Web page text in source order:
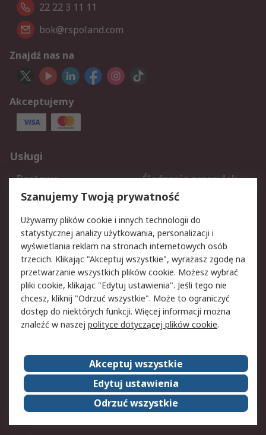
22 22 3 11 11
bok@rspoland.com
Znajdź nas na
Akceptujemy
Usługi
Dostawa
Śledzenie przesyłek
Reklamacje i zwroty
Rejestracja
Aspekty prawne
Bezpieczeństwo e-
maila
Polityka dotycząca
plików cookie
Polityka prywatności
Użytkowanie witryny
Zastrzeżenia prawne
Warunki Sprzedaży
Kontakt
O firmie RS
RS na świecie
Kariera
Nagrody dla RS
ESG
Szanujemy Twoją prywatność
Używamy plików cookie i innych technologii do
statystycznej analizy użytkowania, personalizacji i
wyświetlania reklam na stronach internetowych osób
trzecich. Klikając "Akceptuj wszystkie", wyrażasz zgodę na
przetwarzanie wszystkich plików cookie. Możesz wybrać
pliki cookie, klikając "Edytuj ustawienia". Jeśli tego nie
chcesz, kliknij "Odrzuć wszystkie". Może to ograniczyć
dostęp do niektórych funkcji. Więcej informacji można
znaleźć w naszej polityce dotyczącej plików cookie.
Akceptuj wszystkie
Edytuj ustawienia
Odrzuć wszystkie